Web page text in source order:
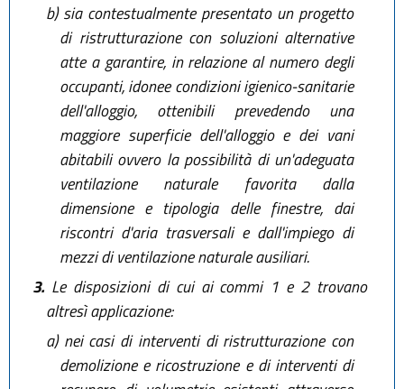
b)sia contestualmente presentato un progetto
di ristrutturazione con soluzioni alternative
atte a garantire, in relazione al numero degli
occupanti, idonee condizioni igienico-sanitarie
dell'alloggio, ottenibili prevedendo una
maggiore superficie dell'alloggio e dei vani
abitabili ovvero la possibilità di un'adeguata
ventilazione naturale favorita dalla
dimensione e tipologia delle finestre, dai
riscontri d'aria trasversali e dall'impiego di
mezzi di ventilazione naturale ausiliari.
3.Le disposizioni di cui ai commi 1 e 2 trovano
altresì applicazione:
a)nei casi di interventi di ristrutturazione con
demolizione e ricostruzione e di interventi di